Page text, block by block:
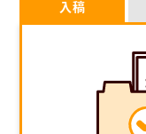
入稿